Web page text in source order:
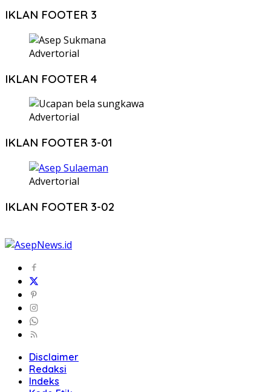
IKLAN FOOTER 3
Advertorial
IKLAN FOOTER 4
Advertorial
IKLAN FOOTER 3-01
Advertorial
IKLAN FOOTER 3-02
Disclaimer
Redaksi
Indeks